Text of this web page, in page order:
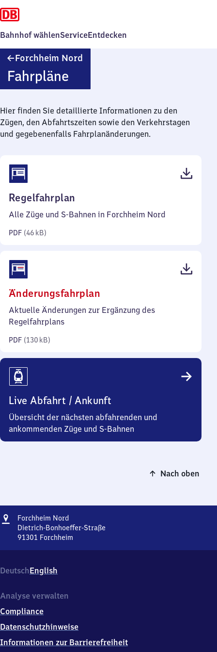
Bahnhof wählenServiceEntdecken
Forchheim Nord
Fahrpläne
Hier finden Sie detaillierte Informationen zu den
Zügen, den Abfahrtszeiten sowie den Verkehrstagen
und gegebenenfalls Fahrplanänderungen.
Regelfahrplan
46
Alle Züge und S-Bahnen in Forchheim Nord
PDF (46 kB)
Änderungsfahrplan
130
Aktuelle Änderungen zur Ergänzung des
Regelfahrplans
PDF (130 kB)
Live Abfahrt / Ankunft
Übersicht der nächsten abfahrenden und
ankommenden Züge und S-Bahnen
Nach oben
Adresse
Forchheim NordForchheim
Nord
Dietrich-Bonhoeffer-Straße
91301 Forchheim
Dietrich-
Bonhoeffer-
9
3
0
Forchheim
DeutschEnglish
Analyse verwalten
Compliance
Datenschutzhinweise
Informationen zur Barrierefreiheit